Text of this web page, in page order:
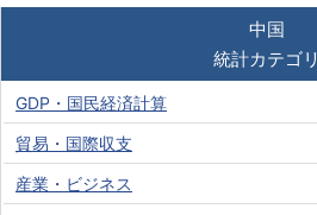
中国
統計カテゴリ
GDP・国民経済計算
貿易・国際収支
産業・ビジネス